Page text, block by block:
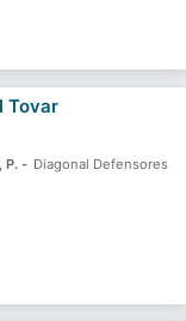
Tovar
P. - Diagonal Defensores